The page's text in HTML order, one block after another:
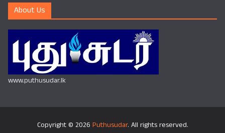
About Us
www.puthusudar.lk
Copyright © 2026 Puthusudar. All rights reserved.